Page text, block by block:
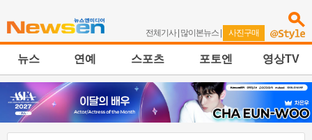
전체기사| 많이본뉴스 | 사진구매
뉴스 연예 스포츠 포토엔 영상TV